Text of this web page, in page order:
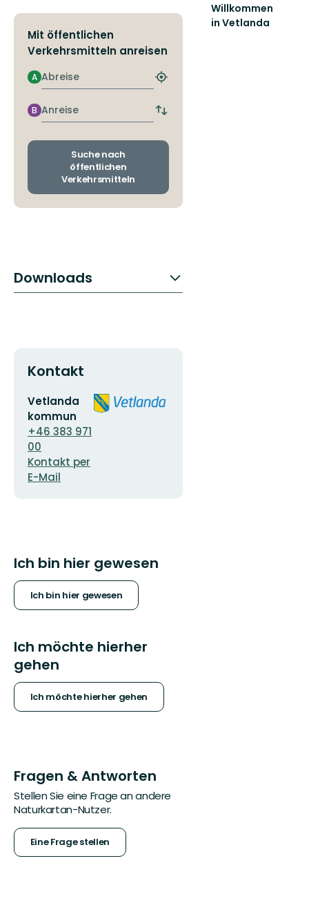
Mit öffentlichen
Verkehrsmitteln anreisen
Abreise
A
Nächstgelegene
finden
Anreise
B
Abfahrts-
Ankunftshaltestellen
Suche nach
öffentlichen
Verkehrsmitteln
Downloads
Kontakt
E-
Mail-
Adresse
Vetlanda
kommun
+46 383 971
00
Kontakt per
E-Mail
Logotyp
der
Ich bin hier gewesen
Ich bin hier gewesen
Ich möchte hierher
gehen
Ich möchte hierher gehen
Fragen & Antworten
Stellen Sie eine Frage an andere
Naturkartan-Nutzer.
Eine Frage stellen
Willkommen
in Vetlanda